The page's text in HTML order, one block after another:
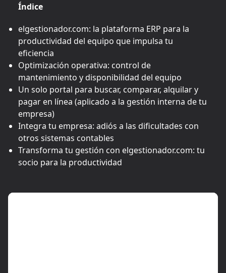
Índice
elgestionador.com: la plataforma ERP para la
productividad del equipo que impulsa tu
eficiencia
Optimización operativa: control de
mantenimiento y disponibilidad del equipo
Un solo portal para buscar, comparar, alquilar y
pagar en línea (aplicado a la gestión interna de tu
empresa)
Integra tu empresa: adiós a las dificultades con
otros sistemas contables
Transforma tu gestión con elgestionador.com: tu
socio para la productividad